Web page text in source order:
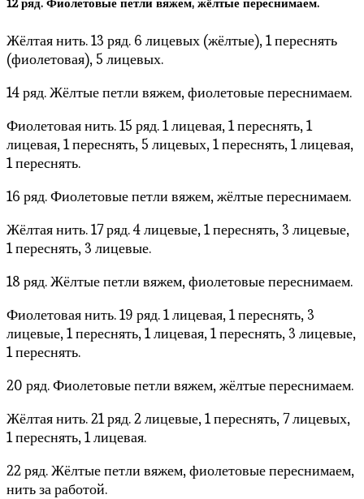
Жёлтая нить. 13 ряд. 6 лицевых (жёлтые), 1 переснять
(фиолетовая), 5 лицевых.
14 ряд. Жёлтые петли вяжем, фиолетовые переснимаем.
Фиолетовая нить. 15 ряд. 1 лицевая, 1 переснять, 1
лицевая, 1 переснять, 5 лицевых, 1 переснять, 1 лицевая,
1 переснять.
16 ряд. Фиолетовые петли вяжем, жёлтые переснимаем.
Жёлтая нить. 17 ряд. 4 лицевые, 1 переснять, 3 лицевые,
1 переснять, 3 лицевые.
18 ряд. Жёлтые петли вяжем, фиолетовые переснимаем.
Фиолетовая нить. 19 ряд. 1 лицевая, 1 переснять, 3
лицевые, 1 переснять, 1 лицевая, 1 переснять, 3 лицевые,
1 переснять.
20 ряд. Фиолетовые петли вяжем, жёлтые переснимаем.
Жёлтая нить. 21 ряд. 2 лицевые, 1 переснять, 7 лицевых,
1 переснять, 1 лицевая.
22 ряд. Жёлтые петли вяжем, фиолетовые переснимаем,
нить за работой.